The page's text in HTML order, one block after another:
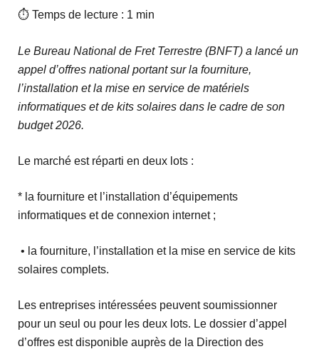
⏱ Temps de lecture : 1 min
Le Bureau National de Fret Terrestre (BNFT) a lancé un
appel d’offres national portant sur la fourniture,
l’installation et la mise en service de matériels
informatiques et de kits solaires dans le cadre de son
budget 2026.
Le marché est réparti en deux lots :
* la fourniture et l’installation d’équipements
informatiques et de connexion internet ;
• la fourniture, l’installation et la mise en service de kits
solaires complets.
Les entreprises intéressées peuvent soumissionner
pour un seul ou pour les deux lots. Le dossier d’appel
d’offres est disponible auprès de la Direction des